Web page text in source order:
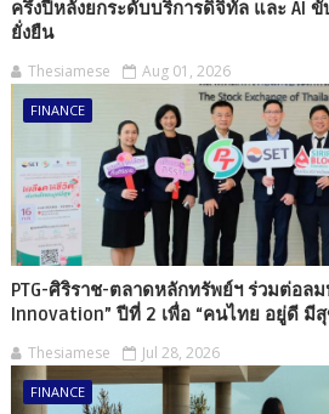
ครึ่งปีหลังยกระดับบริการดิจิทัล และ AI ขั
ยั่งยืน
Thesiamese Aug 01, 2026
FINANCE
PTG-ศิริราช-ตลาดหลักทรัพย์ฯ ร่วมต่อลม
Innovation” ปีที่ 2 เพื่อ “คนไทย อยู่ดี มีสุ
Thesiamese Jul 28, 2026
FINANCE